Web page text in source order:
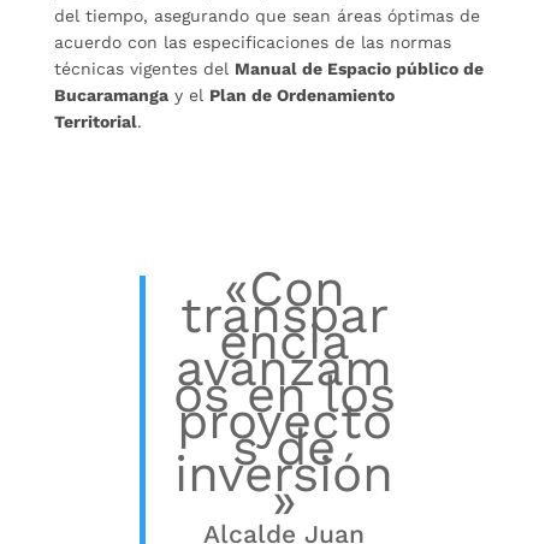
del tiempo, asegurando que sean áreas óptimas de
acuerdo con las especificaciones de las normas
técnicas vigentes del Manual de Espacio público de
Bucaramangay el Plan de Ordenamiento
Territorial.
«Con
transpar
encia
avanzam
os en los
proyecto
s de
inversión
»
Alcalde Juan